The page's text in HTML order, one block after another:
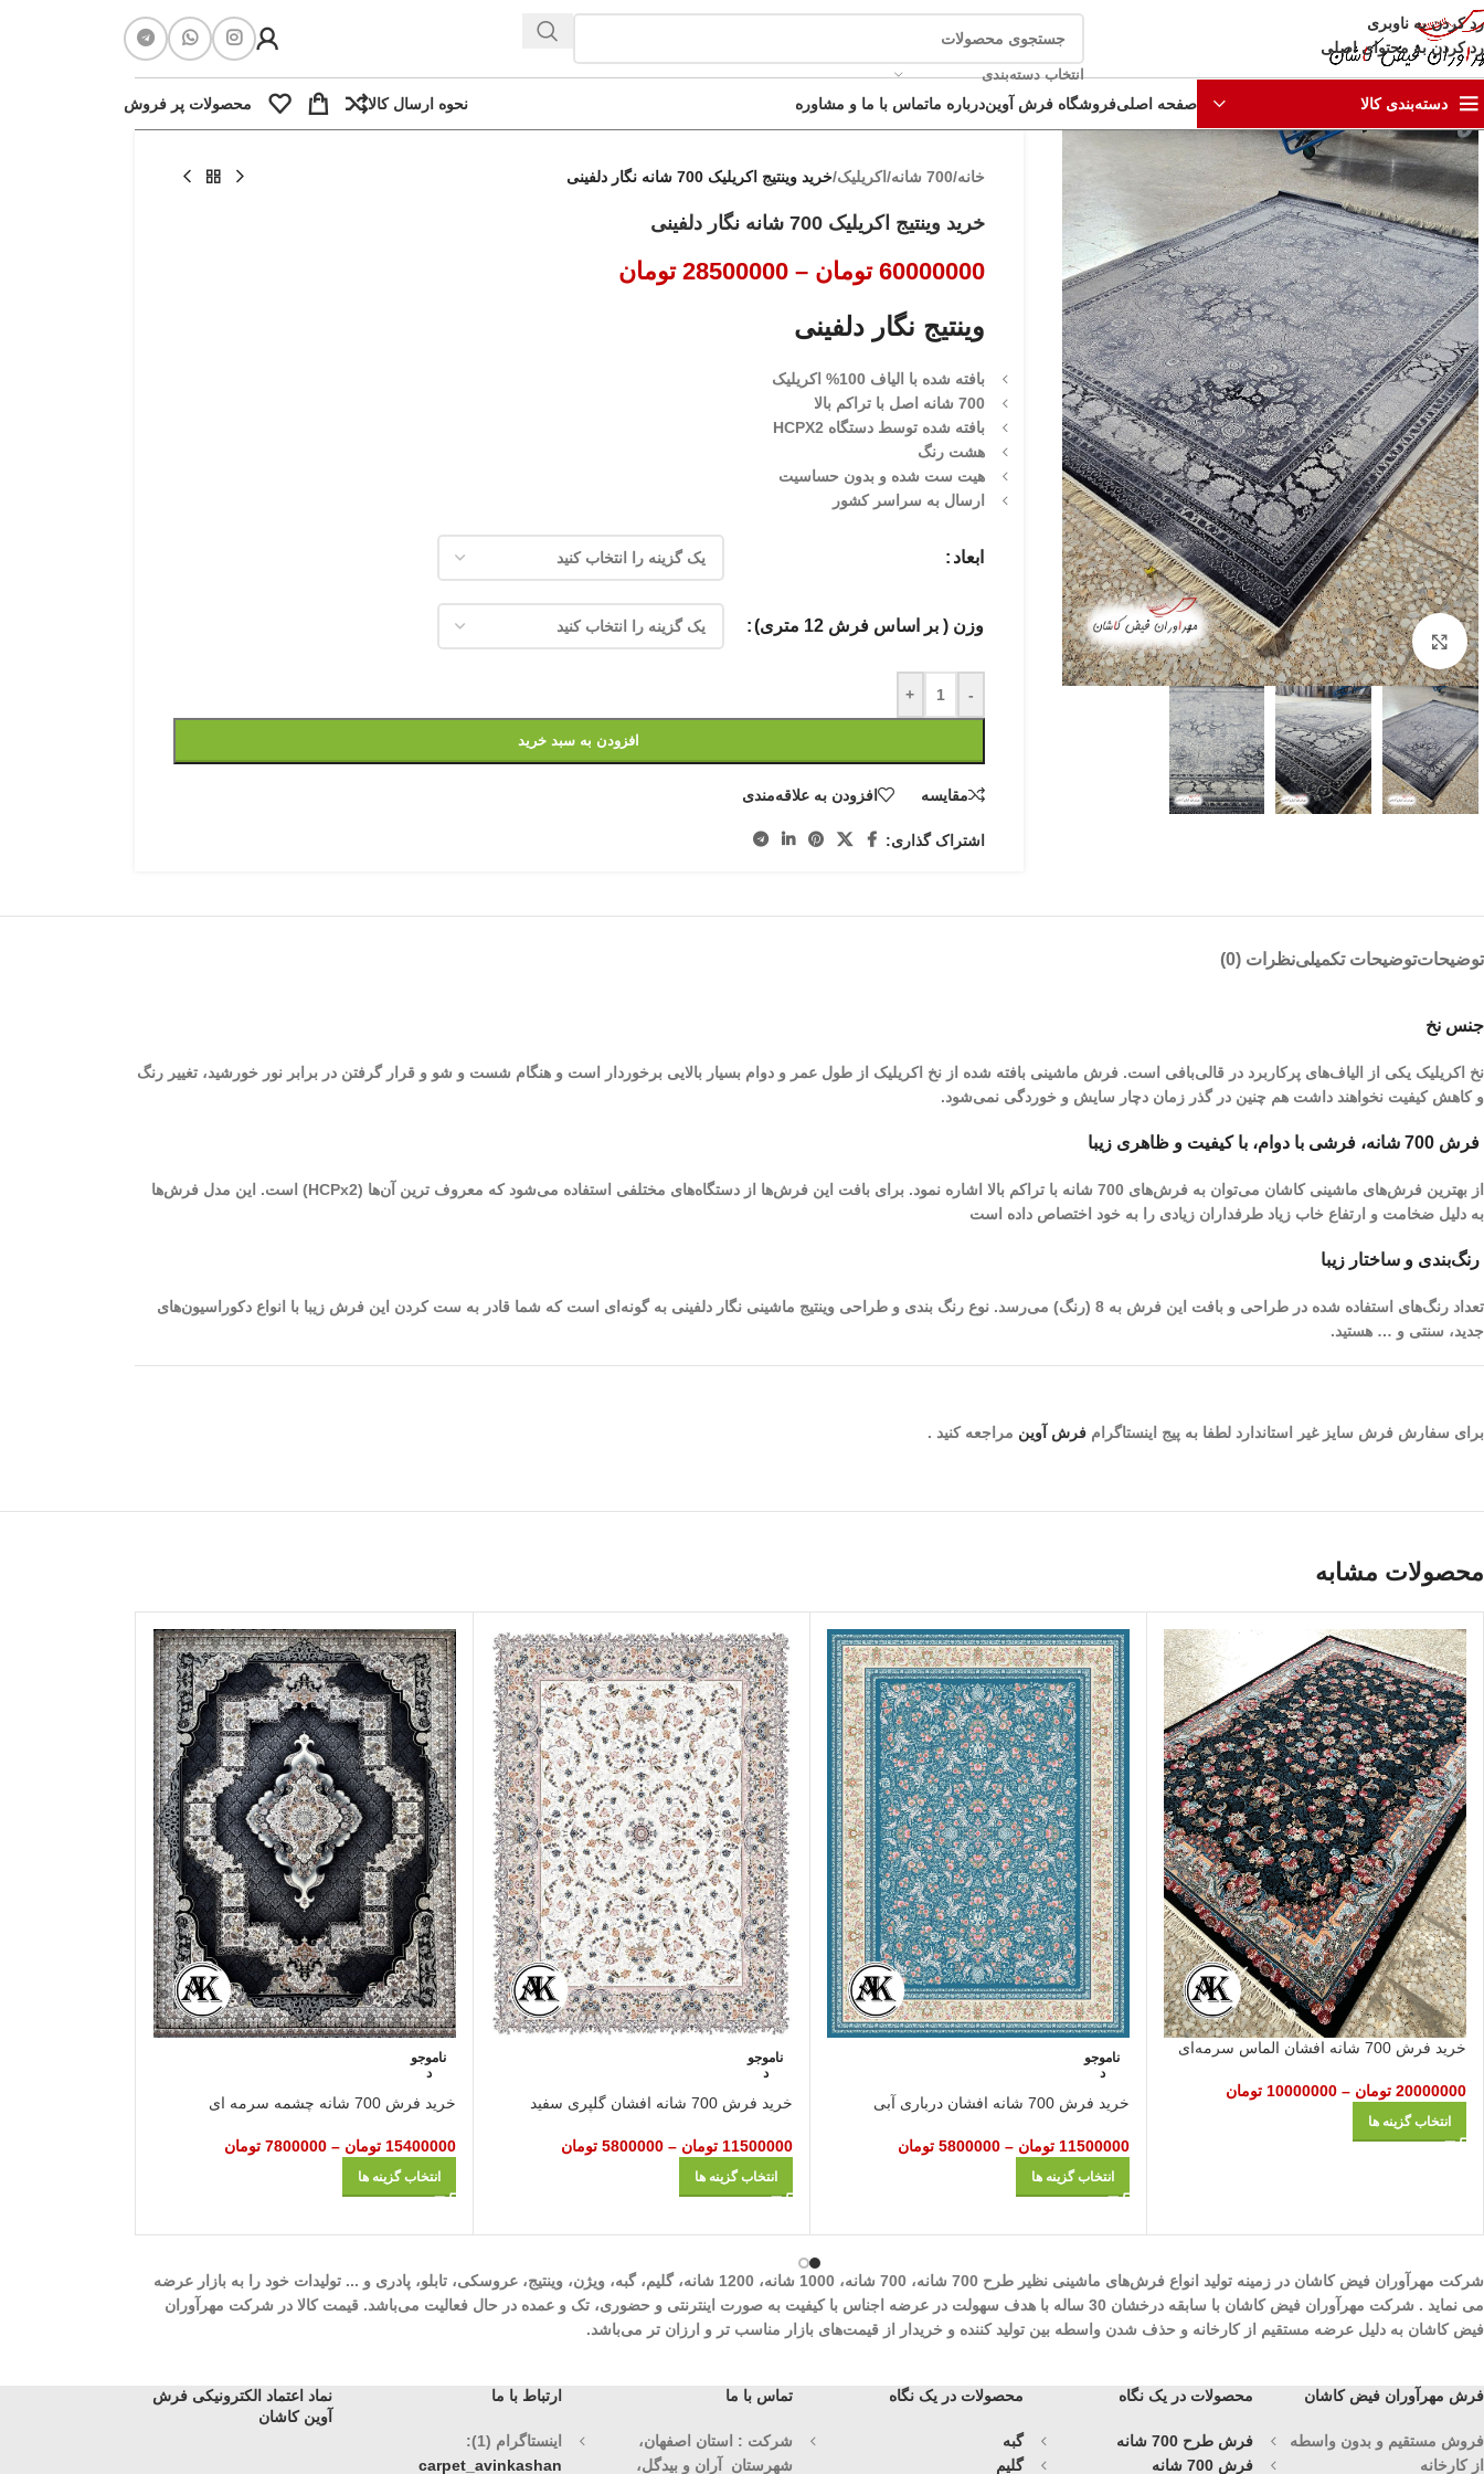
رد کردن به ناوبری
رد کردن به محتوای اصلی
انتخاب دسته‌بندی
دسته‌بندی کالا صفحه اصلیفروشگاه فرش آویندرباره ماتماس با ما و مشاوره نحوه ارسال کالا محصولات پر فروش
بزرگنمایی تصویر
خانه/700 شانه /اکریلیک/خرید وینتیج اکریلیک 700 شانه نگار دلفینی
خرید وینتیج اکریلیک 700 شانه نگار دلفینی
60000000 تومان –
28500000 تومان
وینتیج نگار دلفینی
بافته شده با الیاف 100% اکریلیک
700 شانه اصل با تراکم بالا
بافته شده توسط دستگاه HCPX2
هشت رنگ
هیت ست شده و بدون حساسیت
ارسال به سراسر کشور
ابعاد
وزن ( بر اساس فرش 12 متری)
-
+
افزودن به سبد خرید
مقایسه افزودن به علاقه‌مندی
اشتراک گذاری:
توضیحاتتوضیحات تکمیلینظرات (0)
جنس نخ
نخ اکریلیک یکی از الیاف­‌های پرکاربرد در قالی‌بافی است. فرش ماشینی بافته شده از نخ اکریلیک از طول عمر و دوام بسیار بالایی برخوردار است و هنگام شست و شو و قرار گرفتن در برابر نور خورشید، تغییر رنگ
و کاهش کیفیت نخواهند داشت هم چنین در گذر زمان دچار سایش و خوردگی نمی‌شود.
فرش 700 شانه، فرشی با دوام، با کیفیت و ظاهری زیبا
از بهترین فرش‌های ماشینی کاشان می‌توان به فرش‌های 700 شانه با تراکم بالا اشاره نمود. برای بافت این فرش‌ها از دستگاه‌های مختلفی استفاده می‌شود که معروف ترین آن‌ها (HCPx2) است. این مدل فرش‌ها
به دلیل ضخامت و ارتفاع خاب زیاد طرفداران زیادی را به خود اختصاص داده است
رنگ‌بندی و ساختار زیبا
تعداد رنگ‌های استفاده شده در طراحی و بافت این فرش به 8 (رنگ) می‌رسد. نوع رنگ بندی و طراحی وینتیج ماشینی نگار دلفینی به گونه‌ای است که شما قادر به ست کردن این فرش زیبا با انواع دکوراسیون‌های
جدید، سنتی و … هستید.
برای سفارش فرش سایز غیر استاندارد لطفا به پیج اینستاگرام فرش آوین مراجعه کنید .
محصولات مشابه
خرید فرش 700 شانه افشان الماس سرمه‌ای
20000000 تومان –
10000000 تومان
انتخاب گزینه ها
ناموجو
د
خرید فرش 700 شانه افشان درباری آبی
11500000 تومان –
5800000 تومان
انتخاب گزینه ها
ناموجو
د
خرید فرش 700 شانه افشان گلپری سفید
11500000 تومان –
5800000 تومان
انتخاب گزینه ها
ناموجو
د
خرید فرش 700 شانه چشمه سرمه‌ ای
15400000 تومان –
7800000 تومان
انتخاب گزینه ها
شرکت مهرآوران فیض کاشان در زمینه تولید انواع فرش‌های ماشینی نظیر طرح 700 شانه، 700 شانه، 1000 شانه، 1200 شانه، گلیم، گبه، ویژن، وینتیج، عروسکی، تابلو، پادری و ... تولیدات خود را به بازار عرضه
می نماید . شرکت مهرآوران فیض کاشان با سابقه درخشان 30 ساله با هدف سهولت در عرضه اجناس با کیفیت به صورت اینترنتی و حضوری، تک و عمده در حال فعالیت می‌باشد. قیمت کالا در شرکت مهرآوران
فیض کاشان به دلیل عرضه مستقیم از کارخانه و حذف شدن واسطه بین تولید کننده و خریدار از قیمت‌های بازار مناسب تر و ارزان تر می‌باشد.
فرش مهرآوران فیض کاشان
فروش مستقیم و بدون واسطه
از کارخانه
محصولات در یک نگاه
فرش طرح 700 شانه
فرش 700 شانه
محصولات در یک نگاه
گبه
گلیم
تماس با ما
شرکت : استان اصفهان،
شهرستان آران و بیدگل،
ارتباط با ما
اینستاگرام (1):
carpet_avinkashan
نماد اعتماد الکترونیکی فرش
آوین کاشان